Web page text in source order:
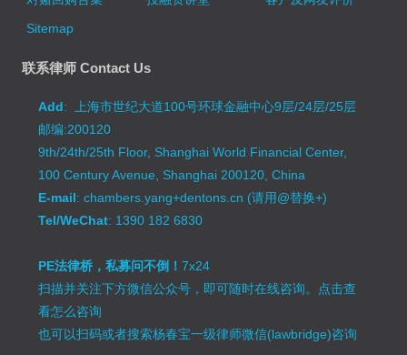
Sitemap
联系律师 Contact Us
Add: 上海市世纪大道100号环球金融中心9层/24层/25层
邮编:200120
9th/24th/25th Floor, Shanghai World Financial Center,
100 Century Avenue, Shanghai 200120, China
E-mail: chambers.yang+dentons.cn (请用@替换+)
Tel/WeChat: 1390 182 6830
PE法律桥，私募问不倒！7x24
扫描并关注下方微信公众号，即可随时在线咨询。 点击查
看怎么咨询
也可以扫码或者搜索杨春宝一级律师微信(lawbridge)咨询